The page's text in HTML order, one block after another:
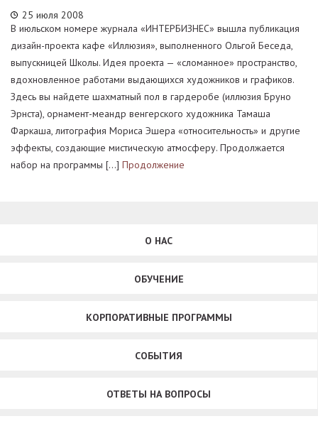
25 июля 2008
В июльском номере журнала «ИНТЕРБИЗНЕС» вышла публикация
дизайн-проекта кафе «Иллюзия», выполненного Ольгой Беседа,
выпускницей Школы. Идея проекта — «сломанное» пространство,
вдохновленное работами выдающихся художников и графиков.
Здесь вы найдете шахматный пол в гардеробе (иллюзия Бруно
Эрнста), орнамент-меандр венгерского художника Тамаша
Фаркаша, литография Мориса Эшера «относительность» и другие
эффекты, создающие мистическую атмосферу. Продолжается
набор на программы […] Продолжение
О НАС
ОБУЧЕНИЕ
КОРПОРАТИВНЫЕ ПРОГРАММЫ
СОБЫТИЯ
ОТВЕТЫ НА ВОПРОСЫ